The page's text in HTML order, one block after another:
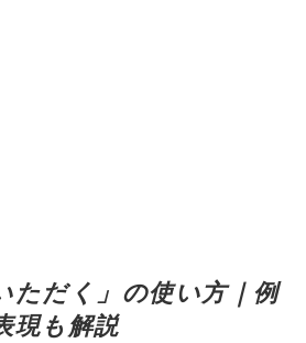
ただく」の使い方｜例
現も解説